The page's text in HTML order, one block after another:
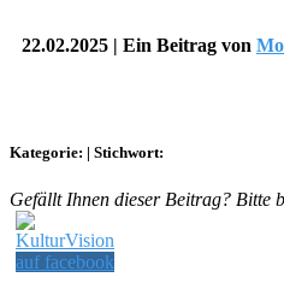
22.02.2025 | Ein Beitrag von
Kategorie: | Stichwort:
Gefällt Ihnen dieser Beitrag? Bitte